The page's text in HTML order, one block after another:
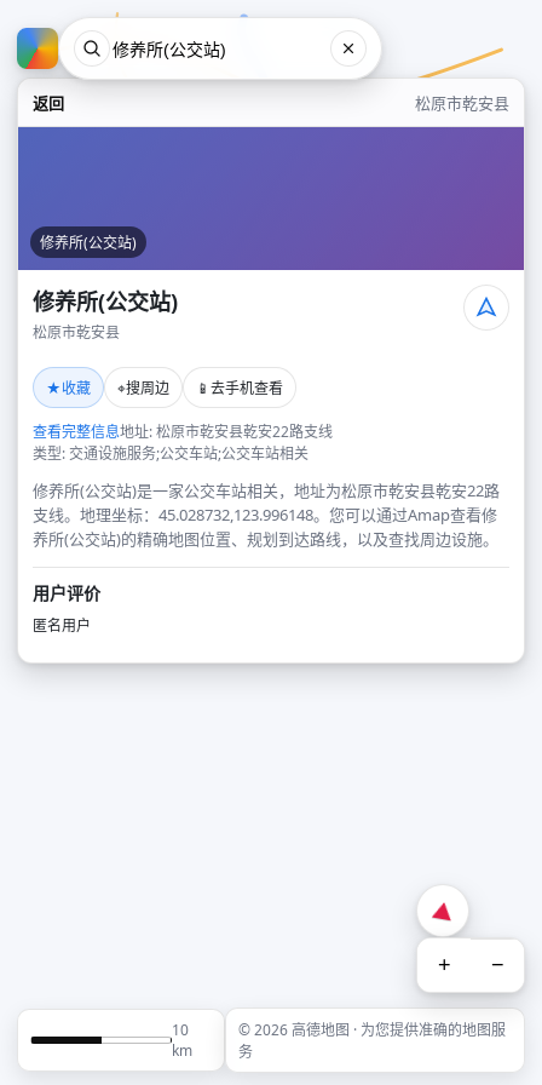
返回 松原市乾安县
修养所(公交站)
修养所(公交站)
松原市乾安县
★收藏 ⌖搜周边 📱 去手机查看
查看完整信息地址: 松原市乾安县乾安22路支线
类型: 交通设施服务;公交车站;公交车站相关
修养所(公交站)是一家公交车站相关，地址为松原市乾安县乾安22路
支线。地理坐标：45.028732,123.996148。您可以通过Amap查看修
养所(公交站)的精确地图位置、规划到达路线，以及查找周边设施。
用户评价
匿名用户
+ −
10
km
© 2026 高德地图 · 为您提供准确的地图服
务